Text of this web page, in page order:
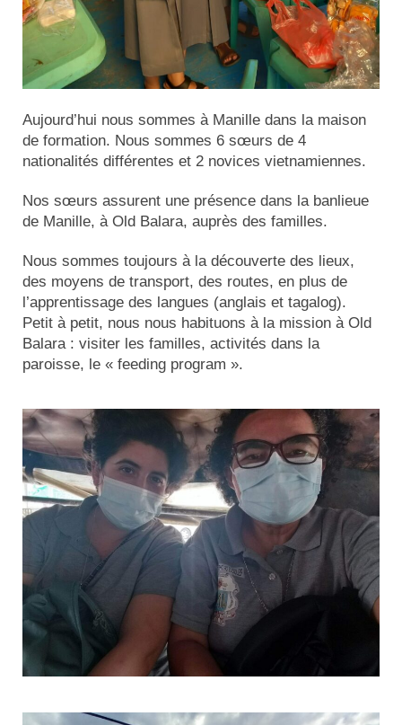
Aujourd’hui nous sommes à Manille dans la maison
de formation. Nous sommes 6 sœurs de 4
nationalités différentes et 2 novices vietnamiennes.
Nos sœurs assurent une présence dans la banlieue
de Manille, à Old Balara, auprès des familles.
Nous sommes toujours à la découverte des lieux,
des moyens de transport, des routes, en plus de
l’apprentissage des langues (anglais et tagalog).
Petit à petit, nous nous habituons à la mission à Old
Balara : visiter les familles, activités dans la
paroisse, le « feeding program ».